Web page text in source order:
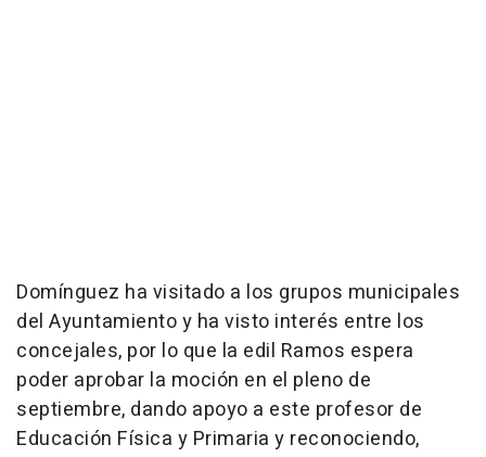
Domínguez ha visitado a los grupos municipales
del Ayuntamiento y ha visto interés entre los
concejales, por lo que la edil Ramos espera
poder aprobar la moción en el pleno de
septiembre, dando apoyo a este profesor de
Educación Física y Primaria y reconociendo,